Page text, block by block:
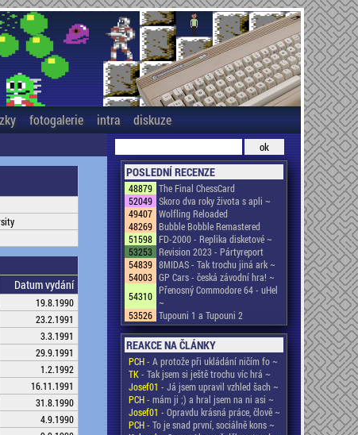
fotogalerie intra diskuze
Datum vydání
19.8.1990
23.2.1991
3.3.1991
29.9.1991
1.2.1992
16.11.1991
31.8.1990
4.9.1990
POSLEDNÍ RECENZE
48879 The Final ChessCard
52049 Skoro dva roky života s apli ~
49407 Wolfling Reloaded
48269 Bubble Bobble Remastered
51598 FD-2000 - Replika disketové ~
53253 Revision 2023 - Pártyreport
54839 8MIDAS - Tak trochu jiná ark ~
54003 GP Cars - česká závodní hra! ~
54310 Přenosný Commodore 64 - uHel
~
53526 Tupouni 1 a Tupouni 2
REAKCE NA ČLÁNKY
PCH- A protože při ukládání ničím fo ~
TK- Tak jsem si ještě trochu víc hrá ~
Josef01 - Já jsem upravil vzhled šach ~
PCH- mám ji ;) a hral jsem na ni asi ~
Josef01 - Opravdu krásná práce, člově ~
PCH- To je snad první, sociálně kons ~